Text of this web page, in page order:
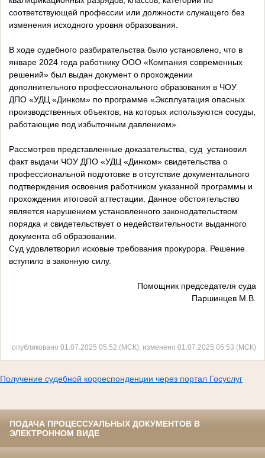
соответствующей профессии или должности служащего без
изменения исходного уровня образования.
В ходе судебного разбирательства было установлено, что в
январе 2024 года работнику ООО «Компания современных
решений» был выдан документ о прохождении
дополнительного профессионального образования в ЧОУ
ДПО «УДЦ «Динком» по программе «Эксплуатация опасных
производственных объектов, на которых используются сосуды,
работающие под избыточным давлением».
Рассмотрев представленные доказательства, суд установил
факт выдачи ЧОУ ДПО «УДЦ «Динком» свидетельства о
профессиональной подготовке в отсутствие документального
подтверждения освоения работником указанной программы и
прохождения итоговой аттестации. Данное обстоятельство
является нарушением установленного законодательством
порядка и свидетельствует о недействительности выданного
документа об образовании.
Суд удовлетворил исковые требования прокурора. Решение
вступило в законную силу.
Помощник председателя суда
Паршинцев М.В.
опубликовано 01.07.2025 05:52 (МСК), изменено 01.07.2025 05:53 (МСК)
Получение судебной корреспонденции через портал Госуслуг
ПОДАЧА ПРОЦЕССУАЛЬНЫХ ДОКУМЕНТОВ В
ЭЛЕКТРОННОМ ВИДЕ